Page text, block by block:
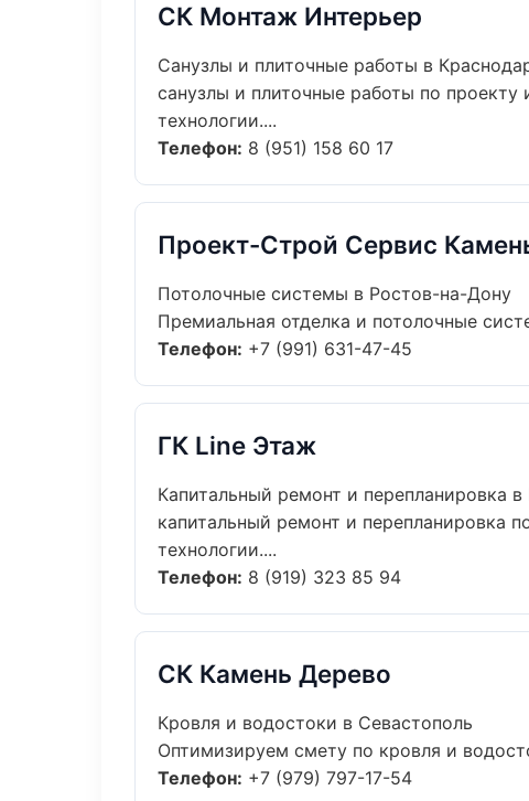
СК Монтаж Интерьер
Санузлы и плиточные работы в
санузлы и плиточные работы по
технологии....
Телефон: 8 (951) 158 60 17
Проект-Строй Сервис
Потолочные системы в Ростов-на-Дону
Премиальная отделка и потолочные
Телефон: +7 (991) 631-47-45
ГК Line Этаж
Капитальный ремонт и перепланировка в
капитальный ремонт и перепланировка
технологии....
Телефон: 8 (919) 323 85 94
СК Камень Дерево
Кровля и водостоки в Севастополь
Оптимизируем смету по кровля и
Телефон: +7 (979) 797-17-54